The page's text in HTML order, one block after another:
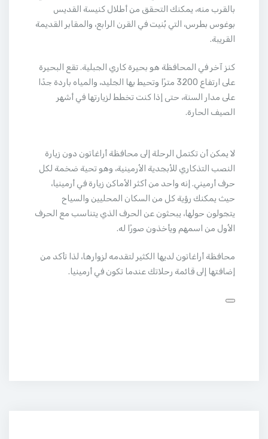
بالقرب منه، يمكنك التحقق من أطلال كنيسة القديس
بوغوس بطرس، التي بُنيت في القرن الرابع، والمقابر القديمة
القريبة.
كنز آخر في المحافظة هو بحيرة كاري الجبلية. تقع البحيرة
على ارتفاع 3200 مترًا وتحيط بها الجليد، والمياه باردة جدًا
على مدار السنة، حتى إذا كنت تخطط لزيارتها في أشهر
الصيف الحارة.
لا يمكن أن تكتمل الرحلة إلى محافظة أراغاتون دون زيارة
النصب التذكاري للأبجدية الأرمينية، وهو تحية ضخمة لكل
حرف أرميني. إنه واحد من أكثر الأماكن زيارة في أرمينيا،
حيث يمكنك رؤية كل من السكان المحليين والسياح
يتجولون حولها، يبحثون عن الحرف الذي يتناسب مع الحرف
الأول من اسمهم ويأخذون صورًا له.
محافظة أراغاتون لديها الكثير لتقدمه لزوارها، لذا تأكد من
إضافتها إلى قائمة رحلاتك عندما تكون في أرمينيا.